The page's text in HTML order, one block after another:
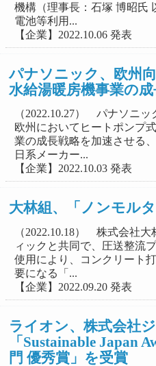
機構（理事長：石塚 博昭氏
電池等利用...
【企業】2022.10.06 発表
パナソニック、欧州
水給湯暖房機事業の
（2022.10.27） パナソニッ
欧州においてヒートポンプ
業の成長戦略を加速させる
日系メーカー...
【企業】2022.10.03 発表
大林組、「ノンモル
（2022.10.18） 株式会社
ィックと共同で、圧送整流
使用により、コンクリート
要になる「...
【企業】2022.09.20 発表
ライオン、株式会社
「Sustainable Japan
門 優秀賞」を受賞